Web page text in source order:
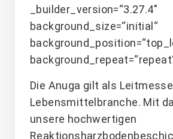
_builder_version=“3.27.4″
background_size=“initial“
Die Anuga gilt als
Lebensmittelbranche. Mit
unsere hochwertigen